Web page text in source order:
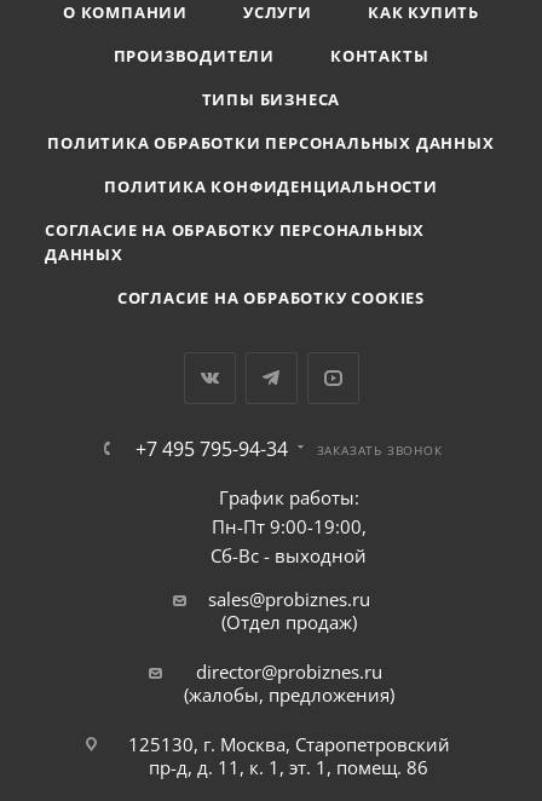
О КОМПАНИИ УСЛУГИ
КАК КУПИТЬ
ПРОИЗВОДИТЕЛИ
КОНТАКТЫ
ТИПЫ БИЗНЕСА
ПОЛИТИКА ОБРАБОТКИ ПЕРСОНАЛЬНЫХ ДАННЫХ
ПОЛИТИКА КОНФИДЕНЦИАЛЬНОСТИ
СОГЛАСИЕ НА ОБРАБОТКУ ПЕРСОНАЛЬНЫХ
ДАННЫХ
СОГЛАСИЕ НА ОБРАБОТКУ COOKIES
+7 495 795-94-34 ЗАКАЗАТЬ ЗВОНОК
График работы:
Пн-Пт 9:00-19:00,
Сб-Вс - выходной
sales@probiznes.ru
(Отдел продаж)
director@probiznes.ru
(жалобы, предложения)
125130, г. Москва, Старопетровский
пр-д, д. 11, к. 1, эт. 1, помещ. 86